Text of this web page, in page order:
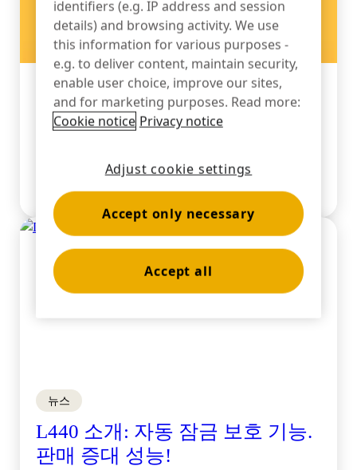
스포츠 & 엔터테인먼트
호텔 및 레스토랑
픽스처 제작사
은행업
판매 시점
태블릿 스탠드
뉴스
InVue , 2017년 최고의 직장
뉴스
L440 소개: 자동 잠금 보호 기능.
판매 증대 성능!
identifiers (e.g. IP address and session
details) and browsing activity. We use
this information for various purposes -
e.g. to deliver content, maintain security,
enable user choice, improve our sites,
and for marketing purposes. Read more:
Cookie notice Privacy notice
Adjust cookie settings
Accept only necessary
Accept all